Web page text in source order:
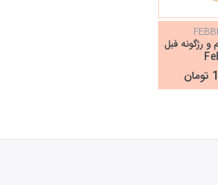
رژگونه فبل